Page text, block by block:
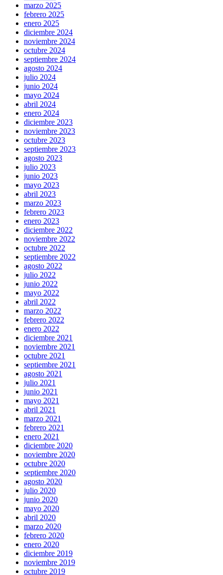
marzo 2025
febrero 2025
enero 2025
diciembre 2024
noviembre 2024
octubre 2024
septiembre 2024
agosto 2024
julio 2024
junio 2024
mayo 2024
abril 2024
enero 2024
diciembre 2023
noviembre 2023
octubre 2023
septiembre 2023
agosto 2023
julio 2023
junio 2023
mayo 2023
abril 2023
marzo 2023
febrero 2023
enero 2023
diciembre 2022
noviembre 2022
octubre 2022
septiembre 2022
agosto 2022
julio 2022
junio 2022
mayo 2022
abril 2022
marzo 2022
febrero 2022
enero 2022
diciembre 2021
noviembre 2021
octubre 2021
septiembre 2021
agosto 2021
julio 2021
junio 2021
mayo 2021
abril 2021
marzo 2021
febrero 2021
enero 2021
diciembre 2020
noviembre 2020
octubre 2020
septiembre 2020
agosto 2020
julio 2020
junio 2020
mayo 2020
abril 2020
marzo 2020
febrero 2020
enero 2020
diciembre 2019
noviembre 2019
octubre 2019